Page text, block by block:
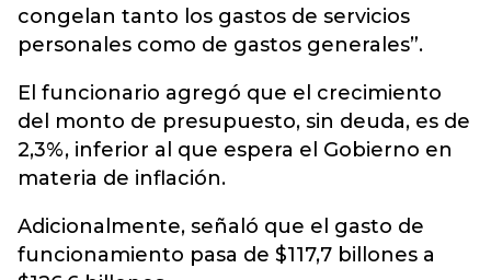
congelan tanto los gastos de servicios
personales como de gastos generales”.
El funcionario agregó que el crecimiento
del monto de presupuesto, sin deuda, es de
2,3%, inferior al que espera el Gobierno en
materia de inflación.
Adicionalmente, señaló que el gasto de
funcionamiento pasa de $117,7 billones a